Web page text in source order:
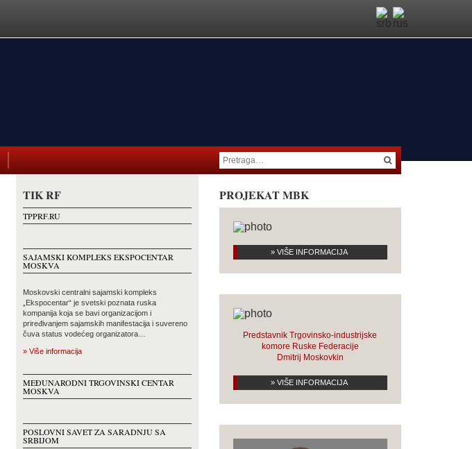
TIK RF
TPPRF.RU
SAJAMSKI KOMPLEKS EKSPOCENTAR
MOSKVA
Moskovski centralni sajamski kompleks
„Ekspocentar“ je svetski poznata ruska
kompanija koja se bavi organizacijom i
priređivanjem sajamskih manifestacija i suvereno
čuva status vodećeg organizatora…
» Više informacija
MEĐUNARODNI TRGOVINSKI CENTAR
MOSKVA
POSLOVNI SAVET ZA SARADNJU SA
SRBIJOM
PROJEKAT MBK
» VIŠE INFORMACIJA
Predstavnik Trgovinsko-industrijske
komore Ruske Federacije
Dmitrij Moskovkin
» VIŠE INFORMACIJA